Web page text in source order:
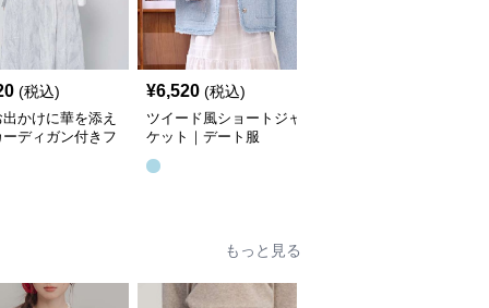
(税込)
かけに華を添え
ーディガン付きフ
¥6,520 (税込)
ツイード風ショートジャ
ケット｜デート服
もっと見る